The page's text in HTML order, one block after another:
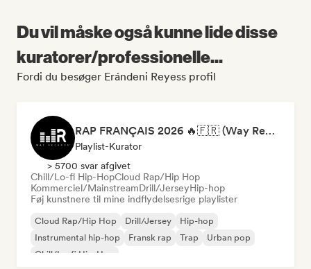
Du vil måske også kunne lide disse
kuratorer/professionelle...
Fordi du besøger Erándeni Reyess profil
RAP FRANÇAIS 2026 🔥🇫🇷 (Way Records)
Playlist-Kurator
> 5700 svar afgivet
Chill/Lo-fi Hip-HopCloud Rap/Hip Hop
Kommerciel/MainstreamDrill/JerseyHip-hop
Føj kunstnere til mine indflydelsesrige playlister
Cloud Rap/Hip Hop Drill/Jersey
Hip-hop
Instrumental hip-hop
Fransk rap Trap
Urban pop
Chill/Lo-fi Hip-Hop